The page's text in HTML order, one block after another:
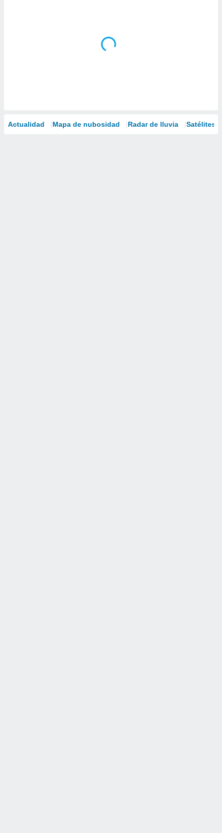
Actualidad Mapa de nubosidad Radar de lluvia Satélites